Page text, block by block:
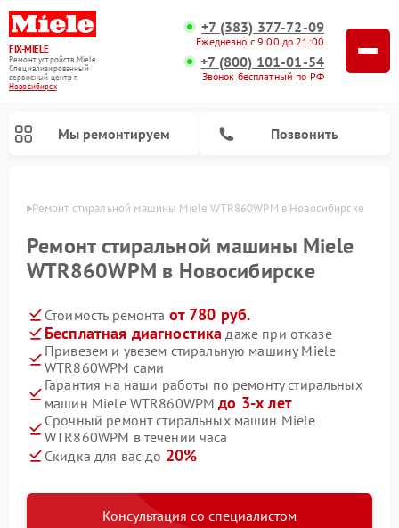
FIX-MIELE
Ремонт устройств Miele
Специализированный
cервисный центр г.
Новосибирск
+7 (383) 377-72-09
Ежедневно с 9:00 до 21:00
+7 (800) 101-01-54
Звонок бесплатный по РФ
Мы ремонтируем Позвонить
Ремонт стиральной машины Miele WTR860WPM в Новосибирске
Ремонт стиральной машины Miele
WTR860WPM в Новосибирске
Стоимость ремонта от 780 руб.
Бесплатная диагностика даже при отказе
Привезем и увезем стиральную машину Miele
WTR860WPM сами
Гарантия на наши работы по ремонту стиральных
машин Miele WTR860WPMдо 3-х лет
Срочный ремонт стиральных машин Miele
WTR860WPM в течении часа
Скидка для вас до 20%
Консультация со специалистом